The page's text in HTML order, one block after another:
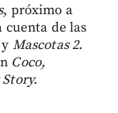
, próximo a
de las
Mascotas 2.
Coco,
Story.